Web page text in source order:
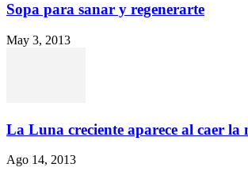
Sopa para sanar y regenerarte
May 3, 2013
La Luna creciente aparece al caer la
Ago 14, 2013